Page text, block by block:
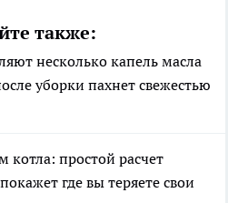
также:
несколько капель масла
уборки пахнет свежестью
котла: простой расчет
где вы теряете свои